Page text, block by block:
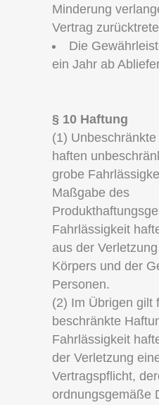
Minderung
Vertrag
Die
ein Jahr ab
§ 10 Haftung
(1)
haften
grobe
Maßgabe des
Fahrlässigkeit
aus der
Körpers und der
Personen.
(2) Im Übrigen gilt
beschränkte
Fahrlässigkeit
der Verletzung
Vertragspflicht,
ordnungsgemäße